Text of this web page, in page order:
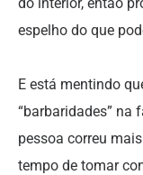
espelho do que
E está mentindo
“barbaridades” na
pessoa correu
tempo de tomar